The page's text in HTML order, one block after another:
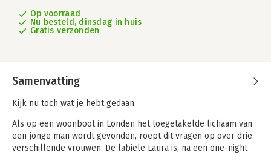
Op voorraad
Nu besteld, dinsdag in huis
Gratis verzonden
Samenvatting
Kijk nu toch wat je hebt gedaan.
Als op een woonboot in Londen het toegetakelde lichaam van
een jonge man wordt gevonden, roept dit vragen op over drie
verschillende vrouwen. De labiele Laura is, na een one-night